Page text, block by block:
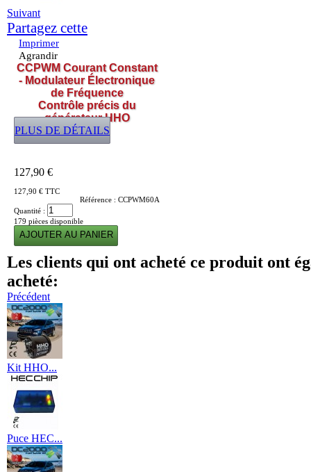
Suivant
Partagez cette
Imprimer
Agrandir
CCPWM Courant Constant
- Modulateur Électronique
de Fréquence
Contrôle précis du
générateur HHO
PLUS DE DÉTAILS
127,90 €
127,90 € TTC
Référence : CCPWM60A
Quantité :
179 pièces disponible
Les clients qui ont acheté ce produit ont
acheté:
Précédent
Kit HHO...
Puce HEC...